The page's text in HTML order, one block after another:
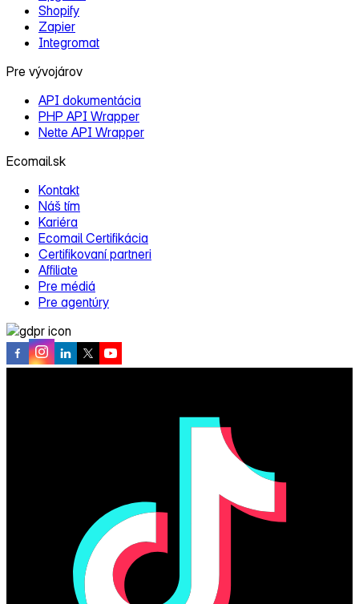
Shopify
Zapier
Integromat
Pre vývojárov
API dokumentácia
PHP API Wrapper
Nette API Wrapper
Ecomail.sk
Kontakt
Náš tím
Kariéra
Ecomail Certifikácia
Certifikovaní partneri
Affiliate
Pre médiá
Pre agentúry